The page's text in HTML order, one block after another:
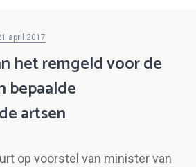
april 2017
het remgeld voor de
bepaalde
artsen
op voorstel van minister van